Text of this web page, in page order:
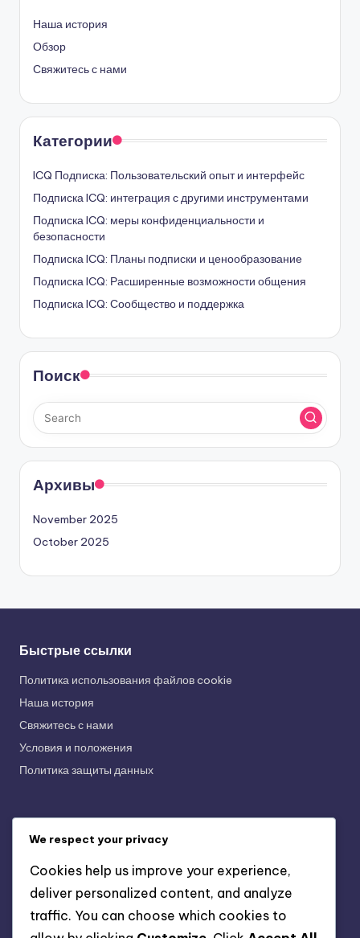
Наша история
Обзор
Свяжитесь с нами
Категории
ICQ Подписка: Пользовательский опыт и интерфейс
Подписка ICQ: интеграция с другими инструментами
Подписка ICQ: меры конфиденциальности и
безопасности
Подписка ICQ: Планы подписки и ценообразование
Подписка ICQ: Расширенные возможности общения
Подписка ICQ: Сообщество и поддержка
Поиск
Архивы
November 2025
October 2025
Быстрые ссылки
Политика использования файлов cookie
Наша история
Свяжитесь с нами
Условия и положения
Политика защиты данных
группах сообщества
Возможности обмена файлами ICQ: преимущества для
фрилансеров
We respect your privacy
Cookies help us improve your experience,
deliver personalized content, and analyze
traffic. You can choose which cookies to